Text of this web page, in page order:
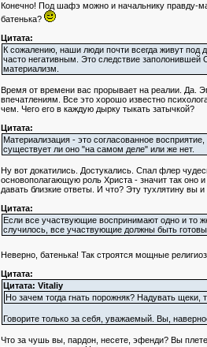
Конечно! Под шафэ можно и начальнику правду-
батенька?
Цитата:
К сожалению, наши люди почти всегда живут
часто негативным. Это следствие
материализм.
Время от времени вас прорывает на реалии. Да.
впечатлениям. Все это хорошо известно
чем. Чего его в каждую дырку тыкать затычкой?
Цитата:
Материализация - это согласованное
существует ли оно "на самом деле" или же нет.
Ну вот докатились. Достукались. Спал флер
основополагающую роль Христа - значит так оно
давать близкие ответы. И что? Эту тухлятину вы
Цитата:
Если все участвующие воспринимают одно и то
случилось, все участвующие должны быть
Неверно, батенька! Так строятся мощные
Цитата:
Цитата: Vitaliy
Но зачем тогда гнать порожняк? Надувать
Говорите только за себя, уважаемый. Вы,
Что за чушь вы, пардон, несете, эфенди? Вы